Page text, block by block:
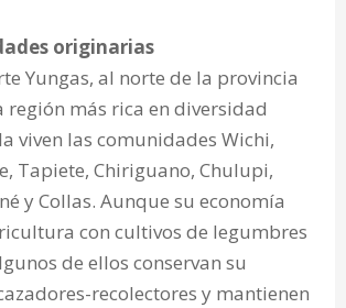
originarias
Yungas, al norte de la provincia
región más rica en diversidad
viven las comunidades Wichi,
Tapiete, Chiriguano, Chulupi,
y Collas. Aunque su economía
con cultivos de legumbres
de ellos conservan su
recolectores y mantienen